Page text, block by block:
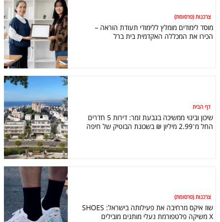
צרכנות (פרסומת)
מוסד לימודים מומלץ ללימודי תעודת הוראה –
הכירו את המכללה האקדמית בית ברל
דף הבית
שיכון ובינוי ממשיכה בגבעת זמר: דירות 5 חדרים
החל מ־2.99 מיליון ₪ בשכונת הבוטיק של חיפה
צרכנות (פרסומת)
שוז איקס מרחיבה את פעילותה בישראל: SHOES
X משיקה פלטפורמת נעלי מותגים מובילים